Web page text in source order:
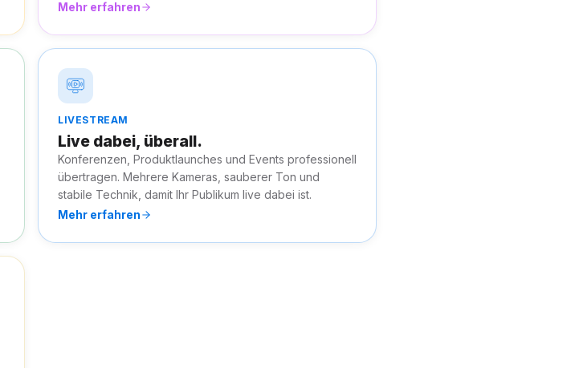
Mehr erfahren
LIVESTREAM
Live dabei, überall.
Konferenzen, Produktlaunches und Events professionell
übertragen. Mehrere Kameras, sauberer Ton und
stabile Technik, damit Ihr Publikum live dabei ist.
Mehr erfahren